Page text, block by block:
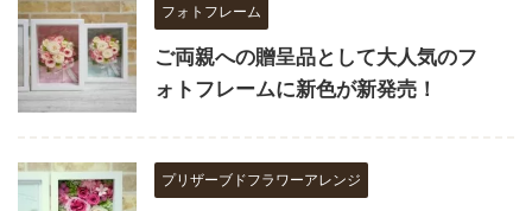
フォトフレーム
ご両親への贈呈品として大人気のフ
ォトフレームに新色が新発売！
プリザーブドフラワーアレンジ